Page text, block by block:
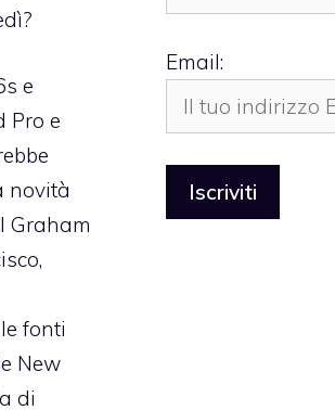
e
Pro e
novità
Graham
fonti
New
di
Email: